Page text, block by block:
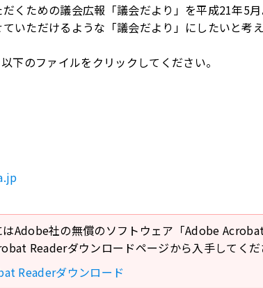
くための議会広報「議会だより」を平成21年5月
いただけるような「議会だより」にしたいと考
下のファイルをクリックしてください。
はAdobe社の無償のソフトウェア「Adobe
Readerダウンロードページから入手してくだ
Readerダウンロード